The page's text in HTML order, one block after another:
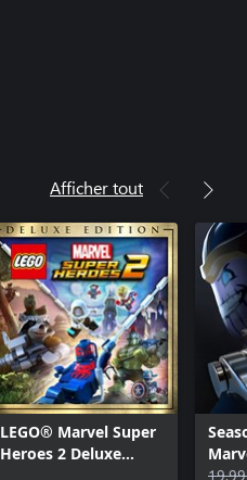
Afficher tout
LEGO® Marvel Super
Heroes 2 Deluxe
2